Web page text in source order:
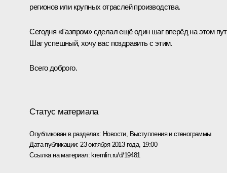
регионов или крупных отраслей производства.
Сегодня «Газпром» сделал ещё один шаг вперёд на этом
Шаг успешный, хочу вас поздравить с этим.
Всего доброго.
Статус материала
Опубликован в разделах: Новости, Выступления и стенограммы
Дата публикации: 23 октября 2013 года, 19:00
Ссылка на материал: kremlin.ru/d/19481